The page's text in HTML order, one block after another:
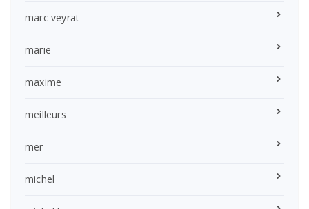
marc veyrat
marie
maxime
meilleurs
mer
michel